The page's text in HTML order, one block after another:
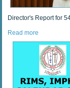
Director's Report for
Read more